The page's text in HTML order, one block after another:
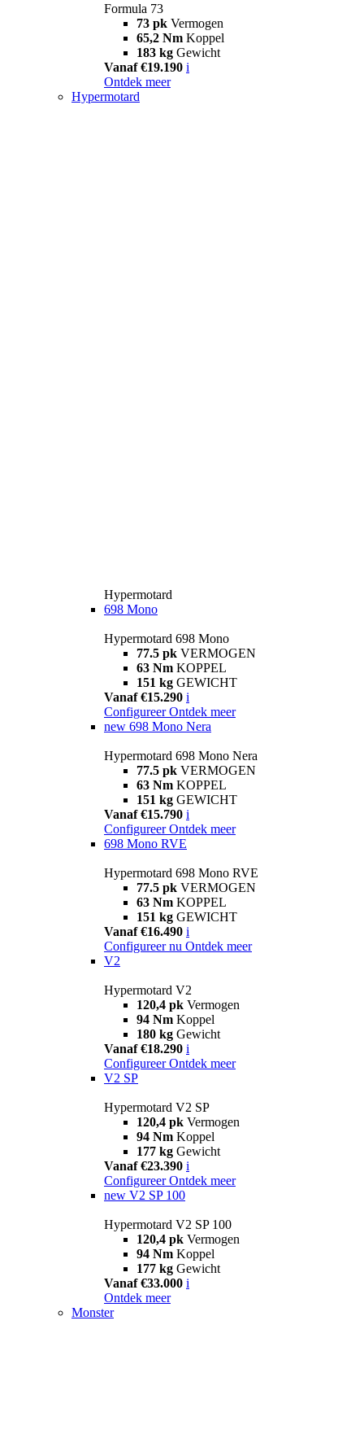
Formula 73
73 pk Vermogen
65,2 Nm Koppel
183 kg Gewicht
Vanaf €19.190 i
Ontdek meer
Hypermotard
Hypermotard
698 Mono
Hypermotard 698 Mono
77.5 pk VERMOGEN
63 Nm KOPPEL
151 kg GEWICHT
Vanaf €15.290 i
Configureer Ontdek meer
new 698 Mono Nera
Hypermotard 698 Mono Nera
77.5 pk VERMOGEN
63 Nm KOPPEL
151 kg GEWICHT
Vanaf €15.790 i
Configureer Ontdek meer
698 Mono RVE
Hypermotard 698 Mono RVE
77.5 pk VERMOGEN
63 Nm KOPPEL
151 kg GEWICHT
Vanaf €16.490 i
Configureer nu Ontdek meer
V2
Hypermotard V2
120,4 pk Vermogen
94 Nm Koppel
180 kg Gewicht
Vanaf €18.290 i
Configureer Ontdek meer
V2 SP
Hypermotard V2 SP
120,4 pk Vermogen
94 Nm Koppel
177 kg Gewicht
Vanaf €23.390 i
Configureer Ontdek meer
new V2 SP 100
Hypermotard V2 SP 100
120,4 pk Vermogen
94 Nm Koppel
177 kg Gewicht
Vanaf €33.000 i
Ontdek meer
Monster